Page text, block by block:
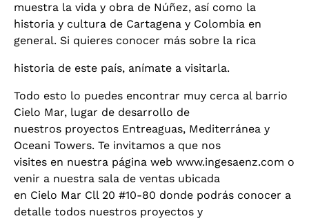
muestra la vida y obra de Núñez, así como la
historia y cultura de Cartagena y Colombia en
general. Si quieres conocer más sobre la rica
historia de este país, anímate a visitarla.
Todo esto lo puedes encontrar muy cerca al barrio
Cielo Mar, lugar de desarrollo de
nuestros proyectos Entreaguas, Mediterránea y
Oceani Towers. Te invitamos a que nos
visites en nuestra página web www.ingesaenz.com o
venir a nuestra sala de ventas ubicada
en Cielo Mar Cll 20 #10-80 donde podrás conocer a
detalle todos nuestros proyectos y